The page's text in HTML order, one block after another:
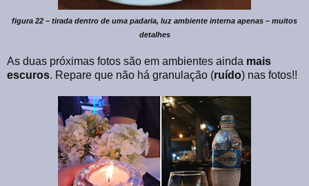
figura 22 – tirada dentro de uma padaria, luz ambiente interna apenas – muitos
detalhes
As duas próximas fotos são em ambientes ainda mais
escuros. Repare que não há granulação (ruído) nas fotos!!